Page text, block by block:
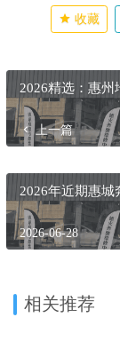
收藏
2026精选：惠
上一篇
2026年近期惠
2026-06-28
相关推荐